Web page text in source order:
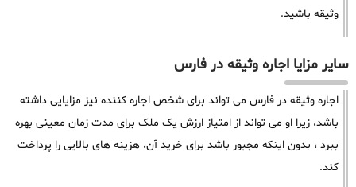
وثیقه باشید.
سایر مزایا اجاره وثیقه در فارس
اجاره وثیقه در فارس می تواند برای شخص اجاره کننده نیز مزایایی داشته
باشد، زیرا او می تواند از امتیاز ارزش یک ملک برای مدت زمان معینی بهره
ببرد ، بدون اینکه مجبور باشد برای خرید آن، هزینه های بالایی را پرداخت
کند.